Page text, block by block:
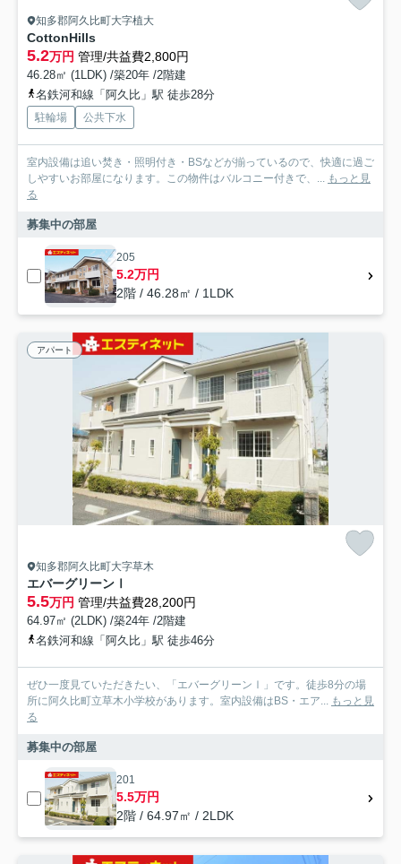
知多郡阿久比町大字植大
CottonHills
5.2万円 管理/共益費2,800円
46.28㎡ (1LDK) /築20年 /2階建
名鉄河和線「阿久比」駅 徒歩28分
駐輪場 公共下水
室内設備は追い焚き・照明付き・BSなどが揃っているので、快適に過ご
しやすいお部屋になります。この物件はバルコニー付きで、... もっと見
る
募集中の部屋
205
5.2万円
2階 / 46.28㎡ / 1LDK
アパート
知多郡阿久比町大字草木
エバーグリーンⅠ
5.5万円 管理/共益費28,200円
64.97㎡ (2LDK) /築24年 /2階建
名鉄河和線「阿久比」駅 徒歩46分
ぜひ一度見ていただきたい、「エバーグリーンⅠ」です。徒歩8分の場
所に阿久比町立草木小学校があります。室内設備はBS・エア... もっと見
る
募集中の部屋
201
5.5万円
2階 / 64.97㎡ / 2LDK